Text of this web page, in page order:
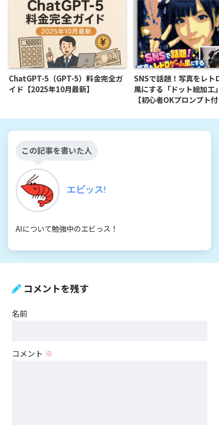
ChatGPT-5（GPT-5）料金完全ガ
イド【2025年10月最新】
SNSで話題！写真をレト
風にする「ドット絵加工
【初心者OKプロンプト
この記事を書いた人
エビッス!
AIについて勉強中のエビっス！
コメントを残す
コメント ※
名前